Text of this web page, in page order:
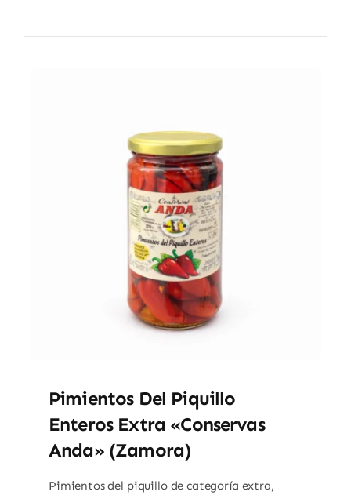
Pimientos Del Piquillo
Enteros Extra «Conservas
Anda» (Zamora)
Pimientos del piquillo de categoría extra,